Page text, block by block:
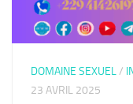
DOMAINE SEXUEL/
23 AVRIL 2025